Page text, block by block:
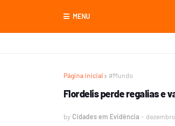
MENU
Página inicial #Mundo
Flordelis perde regalias e
by Cidades em Evidência -